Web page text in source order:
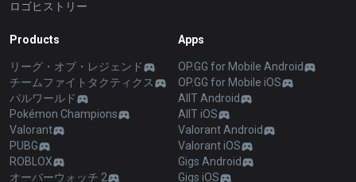
ロゴヒストリー
Products
リーグ・オブ・レジェンド
チームファイトタクティクス
パルワールド
Pokémon Champions
Valorant
PUBG
ROBLOX
オーバーウォッチ 2
Apps
OP.GG for Mobile Android
OP.GG for Mobile iOS
AllT Android
AllT iOS
Valorant Android
Valorant iOS
Gigs Android
Gigs iOS